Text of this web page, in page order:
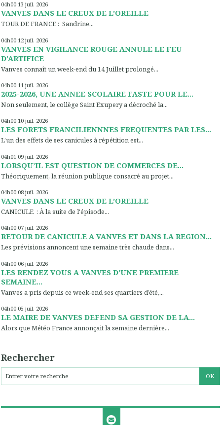
04h00 13 juil. 2026
VANVES DANS LE CREUX DE L’OREILLE
TOUR DE FRANCE : Sandrine...
04h00 12 juil. 2026
VANVES EN VIGILANCE ROUGE ANNULE LE FEU
D’ARTIFICE
Vanves connaît un week-end du 14 Juillet prolongé...
04h00 11 juil. 2026
2025-2026, UNE ANNEE SCOLAIRE FASTE POUR LE...
Non seulement, le collège Saint Exupery a décroché la...
04h00 10 juil. 2026
LES FORETS FRANCILIENNNES FREQUENTES PAR LES...
L’un des effets de ses canicules à répétition est...
04h01 09 juil. 2026
LORSQU’IL EST QUESTION DE COMMERCES DE...
Théoriquement, la réunion publique consacré au projet...
04h00 08 juil. 2026
VANVES DANS LE CREUX DE L’OREILLE
CANICULE : À la suite de l'épisode...
04h00 07 juil. 2026
RETOUR DE CANICULE A VANVES ET DANS LA REGION...
Les prévisions annoncent une semaine très chaude dans...
04h00 06 juil. 2026
LES RENDEZ VOUS A VANVES D’UNE PREMIERE
SEMAINE...
Vanves a pris depuis ce week-end ses quartiers d’été,...
04h00 05 juil. 2026
LE MAIRE DE VANVES DEFEND SA GESTION DE LA...
Alors que Météo France annonçait la semaine dernière...
Rechercher